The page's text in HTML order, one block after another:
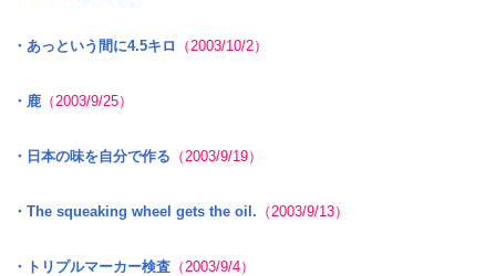
・あっという間に4.5キロ （2003/10/2）
・鹿（2003/9/25）
・日本の味を自分で作る （2003/9/19）
・The squeaking wheel gets the oil. （2003/9/13）
・トリプルマーカー検査（2003/9/4）